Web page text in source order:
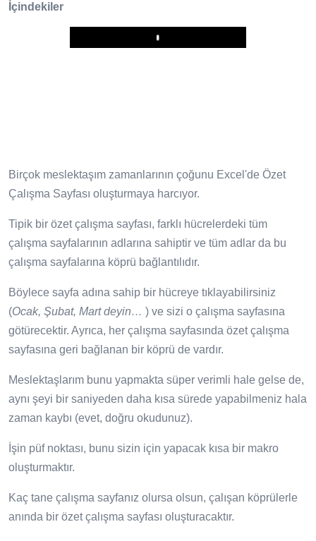
İçindekiler
Play
Birçok meslektaşım zamanlarının çoğunu Excel'de Özet
Çalışma Sayfası oluşturmaya harcıyor.
Tipik bir özet çalışma sayfası, farklı hücrelerdeki tüm
çalışma sayfalarının adlarına sahiptir ve tüm adlar da bu
çalışma sayfalarına köprü bağlantılıdır.
Böylece sayfa adına sahip bir hücreye tıklayabilirsiniz
(Ocak, Şubat, Mart deyin… ) ve sizi o çalışma sayfasına
götürecektir. Ayrıca, her çalışma sayfasında özet çalışma
sayfasına geri bağlanan bir köprü de vardır.
Meslektaşlarım bunu yapmakta süper verimli hale gelse de,
aynı şeyi bir saniyeden daha kısa sürede yapabilmeniz hala
zaman kaybı (evet, doğru okudunuz).
İşin püf noktası, bunu sizin için yapacak kısa bir makro
oluşturmaktır.
Kaç tane çalışma sayfanız olursa olsun, çalışan köprülerle
anında bir özet çalışma sayfası oluşturacaktır.